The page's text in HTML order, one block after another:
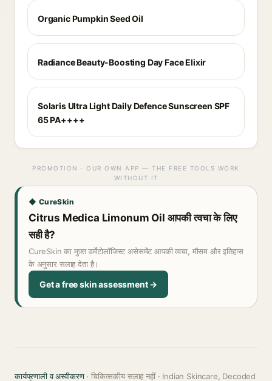
Organic Pumpkin Seed Oil
Radiance Beauty-Boosting Day Face Elixir
Solaris Ultra Light Daily Defence Sunscreen SPF
65 PA++++
PROMOTION · OUR OWN APP — THE FREE TOOLS WORK
WITHOUT IT
◆ CureSkin
Citrus Medica Limonum Oil आपकी त्वचा के लिए
सही है?
CureSkin का मुफ़्त डर्मेटोलॉजिस्ट असेसमेंट आपकी त्वचा, मौसम और इतिहास
के अनुसार सलाह देता है।
Get a free skin assessment →
कार्यप्रणाली व अस्वीकरण· चिकित्सकीय सलाह नहीं · Indian Skincare, Decoded